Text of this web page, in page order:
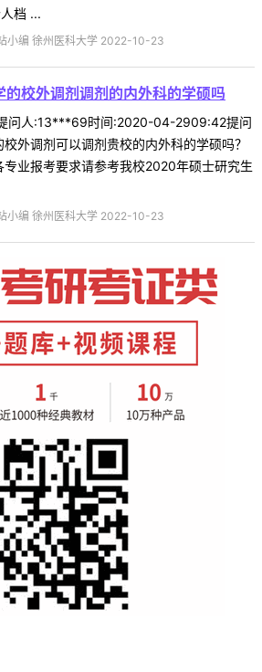
档 ...
小编 徐州医科大学 2022-10-23
校外调剂调剂的内外科的学硕吗
问人:13***69时间:2020-04-2909:42提问
外调剂可以调剂贵校的内外科的学硕吗？
业报考要求请参考我校2020年硕士研究生
小编 徐州医科大学 2022-10-23